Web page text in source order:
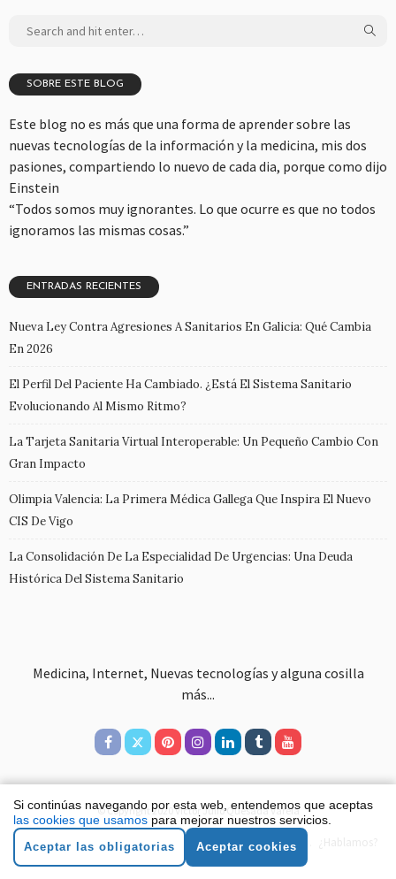
SOBRE ESTE BLOG
Este blog no es más que una forma de aprender sobre las
nuevas tecnologías de la información y la medicina, mis dos
pasiones, compartiendo lo nuevo de cada dia, porque como dijo
Einstein
“Todos somos muy ignorantes. Lo que ocurre es que no todos
ignoramos las mismas cosas.”
ENTRADAS RECIENTES
Nueva Ley Contra Agresiones A Sanitarios En Galicia: Qué Cambia
En 2026
El Perfil Del Paciente Ha Cambiado. ¿Está El Sistema Sanitario
Evolucionando Al Mismo Ritmo?
La Tarjeta Sanitaria Virtual Interoperable: Un Pequeño Cambio Con
Gran Impacto
Olimpia Valencia: La Primera Médica Gallega Que Inspira El Nuevo
CIS De Vigo
La Consolidación De La Especialidad De Urgencias: Una Deuda
Histórica Del Sistema Sanitario
Medicina, Internet, Nuevas tecnologías y alguna cosilla
más...
© Copyright 2020 Víctor Julio Quesada Varela
Aviso legal Política de cookies Política de privacidad
Si continúas navegando por esta web, entendemos que aceptas
las cookies que usamos para mejorar nuestros servicios.
Aceptar las obligatorias Aceptar cookies